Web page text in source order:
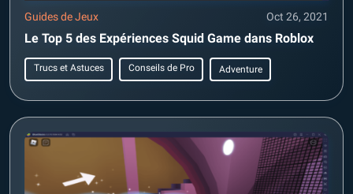
Guides de Jeux Oct 26, 2021
Le Top 5 des Expériences Squid Game dans Roblox
Trucs et Astuces Conseils de Pro Adventure